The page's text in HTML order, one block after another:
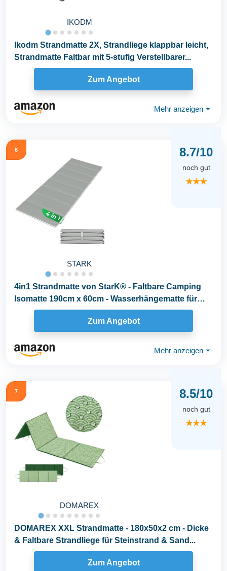
IKODM
Ikodm Strandmatte 2X, Strandliege klappbar leicht,
Strandmatte Faltbar mit 5-stufig Verstellbarer...
Zum Angebot
Mehr anzeigen ⏷
6
STARK
8.7/10
noch gut
★★★
4in1 Strandmatte von StarK® - Faltbare Camping
Isomatte 190cm x 60cm - Wasserhängematte für
Pool...
Zum Angebot
Mehr anzeigen ⏷
7
DOMAREX
8.5/10
noch gut
★★★
DOMAREX XXL Strandmatte - 180x50x2 cm - Dicke
& Faltbare Strandliege für Steinstrand & Sand...
Zum Angebot